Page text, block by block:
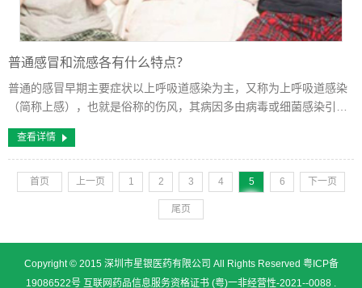
普通感冒和流感各有什么特点？
普通的感冒早期主要症状以上呼吸道感染为主，又称为上呼吸道感染
（简称上感），也就是俗称的伤风，其病因多由病毒或细菌感染引
为主，即鼻、咽、喉部的急性炎症，如...
查看详情
首页 上一页 1 2 3 4 5 6 下一页
尾页
Copyright © 2015 深圳市星银医药有限公司 All Rights Reserved 粤ICP备
19086522号 互联网药品信息服务资格证书 (粤)一非经营性-2021--0088 .